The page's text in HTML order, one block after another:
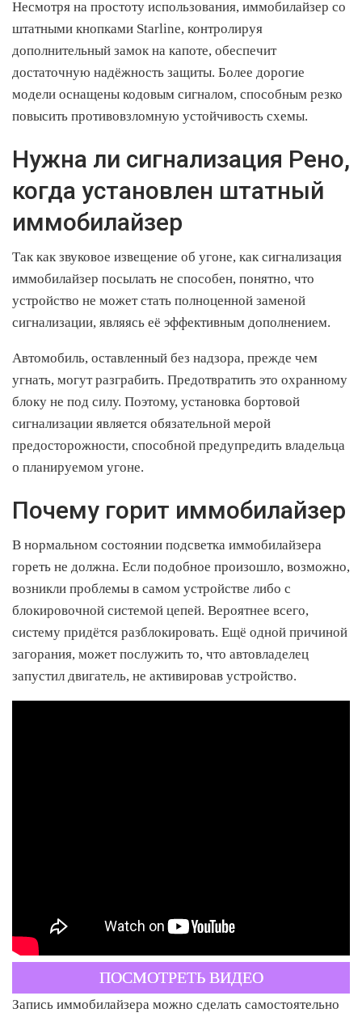
Несмотря на простоту использования, иммобилайзер со
штатными кнопками Starline, контролируя
дополнительный замок на капоте, обеспечит
достаточную надёжность защиты. Более дорогие
модели оснащены кодовым сигналом, способным резко
повысить противовзломную устойчивость схемы.
Нужна ли сигнализация Рено,
когда установлен штатный
иммобилайзер
Так как звуковое извещение об угоне, как сигнализация
иммобилайзер посылать не способен, понятно, что
устройство не может стать полноценной заменой
сигнализации, являясь её эффективным дополнением.
Автомобиль, оставленный без надзора, прежде чем
угнать, могут разграбить. Предотвратить это охранному
блоку не под силу. Поэтому, установка бортовой
сигнализации является обязательной мерой
предосторожности, способной предупредить владельца
о планируемом угоне.
Почему горит иммобилайзер
В нормальном состоянии подсветка иммобилайзера
гореть не должна. Если подобное произошло, возможно,
возникли проблемы в самом устройстве либо с
блокировочной системой цепей. Вероятнее всего,
систему придётся разблокировать. Ещё одной причиной
загорания, может послужить то, что автовладелец
запустил двигатель, не активировав устройство.
ПОСМОТРЕТЬ ВИДЕО
Запись иммобилайзера можно сделать самостоятельно